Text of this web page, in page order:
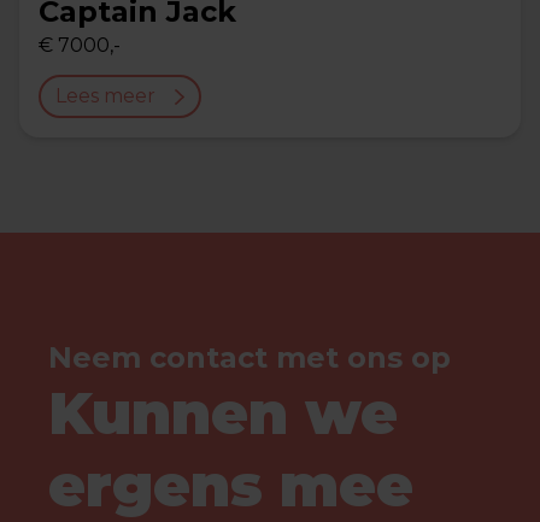
Captain Jack
€ 7000,-
Lees meer
Neem contact met ons op
Kunnen we
ergens mee